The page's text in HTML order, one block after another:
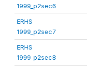
1999_p2sec6
ERHS
1999_p2sec7
ERHS
1999_p2sec8